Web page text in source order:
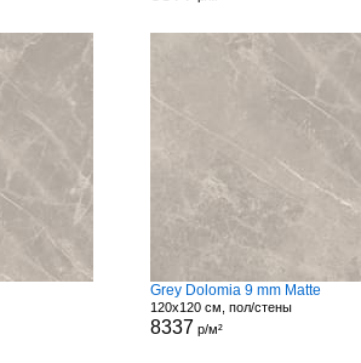
Grey Dolomia 9 mm Matte
120x120 см, пол/стены
8337 р/м²